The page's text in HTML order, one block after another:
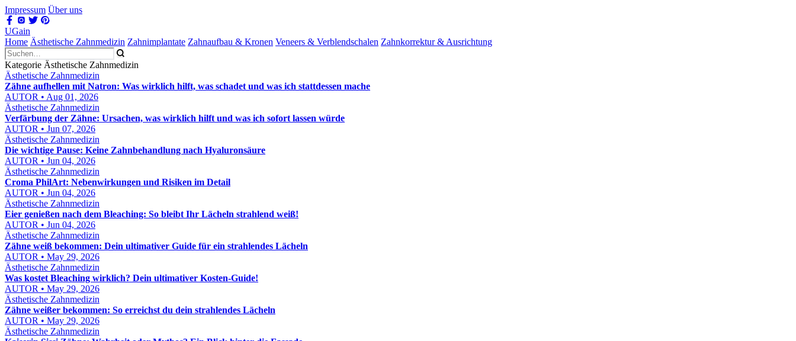
Impressum Über uns
UGain
Home Ästhetische Zahnmedizin Zahnimplantate Zahnaufbau & Kronen Veneers & Verblendschalen Zahnkorrektur & Ausrichtung
Kategorie Ästhetische Zahnmedizin
Ästhetische Zahnmedizin
Zähne aufhellen mit Natron: Was wirklich hilft, was schadet und was ich stattdessen mache
AUTOR • Aug 01, 2026
Ästhetische Zahnmedizin
Verfärbung der Zähne: Ursachen, was wirklich hilft und was ich sofort lassen würde
AUTOR • Jun 07, 2026
Ästhetische Zahnmedizin
Die wichtige Pause: Keine Zahnbehandlung nach Hyaluronsäure
AUTOR • Jun 04, 2026
Ästhetische Zahnmedizin
Croma PhilArt: Nebenwirkungen und Risiken im Detail
AUTOR • Jun 04, 2026
Ästhetische Zahnmedizin
Eier genießen nach dem Bleaching: So bleibt Ihr Lächeln strahlend weiß!
AUTOR • Jun 04, 2026
Ästhetische Zahnmedizin
Zähne weiß bekommen: Dein ultimativer Guide für ein strahlendes Lächeln
AUTOR • May 29, 2026
Ästhetische Zahnmedizin
Was kostet Bleaching wirklich? Dein ultimativer Kosten-Guide!
AUTOR • May 29, 2026
Ästhetische Zahnmedizin
Zähne weißer bekommen: So erreichst du dein strahlendes Lächeln
AUTOR • May 29, 2026
Ästhetische Zahnmedizin